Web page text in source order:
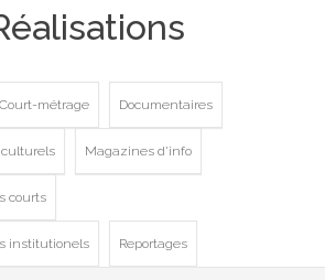
Court-métrage Documentaires
Magazines d'info
courts
institutionels Reportages